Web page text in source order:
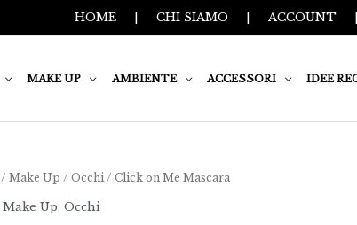
HOME CHI SIAMO |ACCOUNT
MAKE UP AMBIENTE ACCESSORI IDEE
/ Make Up / Occhi / Click on Me Mascara
Make Up, Occhi